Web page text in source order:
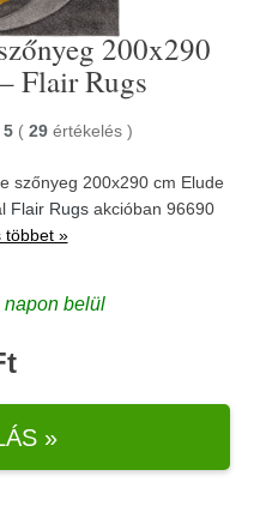
200x290
Flair Rugs
5 ( 29 értékelés )
szőnyeg 200x290 cm Elude
Flair Rugsakcióban 96690
többet »
napon belül
»